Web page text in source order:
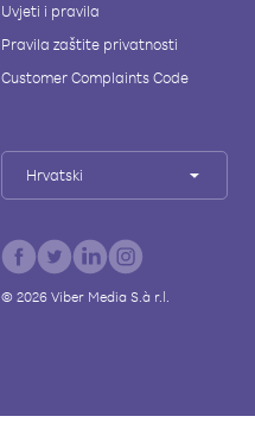
Uvjeti i pravila
Pravila zaštite privatnosti
Customer Complaints Code
Hrvatski
© 2026Viber Media S.à r.l.